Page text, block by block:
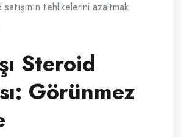
tehlikelerini azaltmak
Steroid
Görünmez